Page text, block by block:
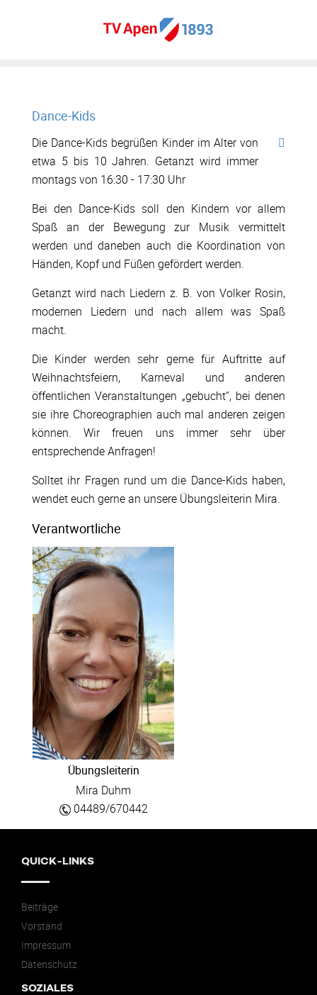
Dance-Kids
Die Dance-Kids begrüßen Kinder im Alter von
etwa 5 bis 10 Jahren. Getanzt wird immer
montags von 16:30 - 17:30 Uhr
Bei den Dance-Kids soll den Kindern vor allem
Spaß an der Bewegung zur Musik vermittelt
werden und daneben auch die Koordination von
Händen, Kopf und Füßen gefördert werden.
Getanzt wird nach Liedern z. B. von Volker Rosin,
modernen Liedern und nach allem was Spaß
macht.
Die Kinder werden sehr gerne für Auftritte auf
Weihnachtsfeiern, Karneval und anderen
öffentlichen Veranstaltungen „gebucht“, bei denen
sie ihre Choreographien auch mal anderen zeigen
können. Wir freuen uns immer sehr über
entsprechende Anfragen!
Solltet ihr Fragen rund um die Dance-Kids haben,
wendet euch gerne an unsere Übungsleiterin Mira.
Verantwortliche
Übungsleiterin
Mira Duhm
04489/670442
QUICK-LINKS
Beiträge
Vorstand
Impressum
Datenschutz
SOZIALES